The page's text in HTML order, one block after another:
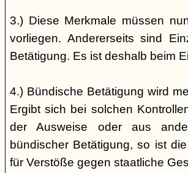
3.) Diese Merkmale müssen
vorliegen. Andererseits sind
Betätigung. Es ist deshalb beim
4.) Bündische Betätigung wird
Ergibt sich bei solchen
der Ausweise oder aus
bündischer Betätigung, so ist
für Verstöße gegen staatliche